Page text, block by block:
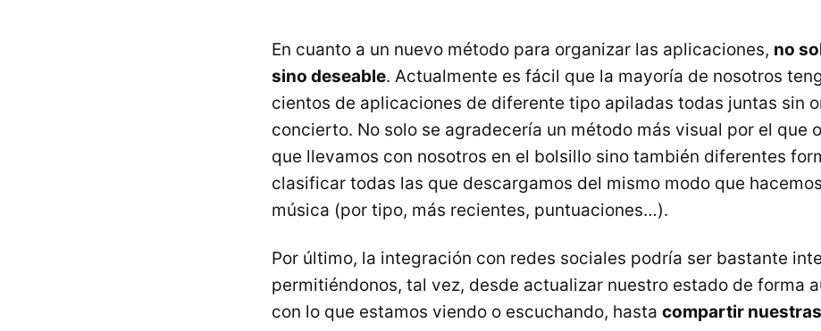
En cuanto a un nuevo método para organizar las aplicaciones, no
sino deseable. Actualmente es fácil que la mayoría de nosotros
cientos de aplicaciones de diferente tipo apiladas todas juntas sin
concierto. No solo se agradecería un método más visual por el que
que llevamos con nosotros en el bolsillo sino también diferentes
clasificar todas las que descargamos del mismo modo que
música (por tipo, más recientes, puntuaciones…).
Por último, la integración con redes sociales podría ser bastante
permitiéndonos, tal vez, desde actualizar nuestro estado de forma
con lo que estamos viendo o escuchando, hasta compartir